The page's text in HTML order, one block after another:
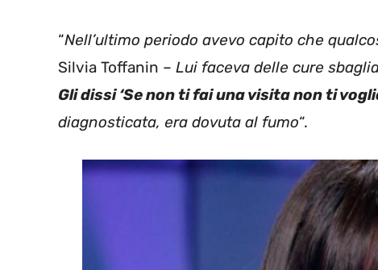
“Nell’ultimo periodo avevo capito che
Silvia Toffanin – Lui faceva delle cure
Gli dissi ‘Se non ti fai una visita non ti
diagnosticata, era dovuta al fumo“.